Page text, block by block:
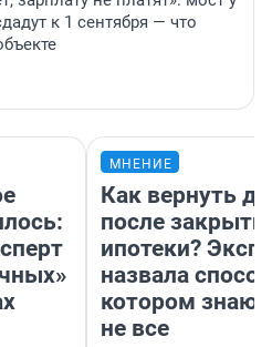
к 1 сентября — что
МНЕНИЕ
Как вернуть
после
ипотеки?
назвала
котором
не все